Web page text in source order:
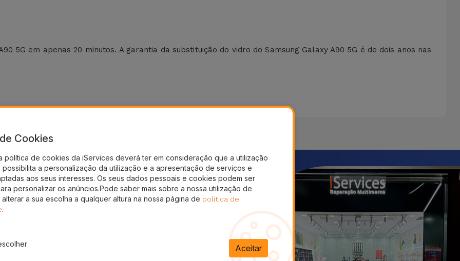
5G em apenas 20 minutos. A garantia da substituição do vidro do Samsung Galaxy A90 5G é de dois anos nas
Cookies
política de cookies da iServices deverá ter em consideração que a utilização
a personalização da utilização e a apresentação de serviços e
aos seus interesses. Os seus dados pessoais e cookies podem ser
personalizar os anúncios.Pode saber mais sobre a nossa utilização de
a sua escolha a qualquer altura na nossa página de política de
.
Aceitar